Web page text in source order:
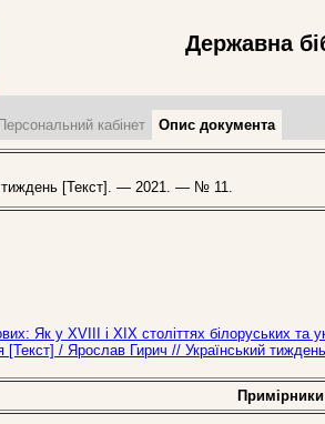
Державна
Персональний кабінет Опис документа
тиждень [Текст]. — 2021. — № 11.
Як у ХVІІІ і ХІХ століттях білоруських та
[Текст] / Ярослав Гирич // Український
Примірники